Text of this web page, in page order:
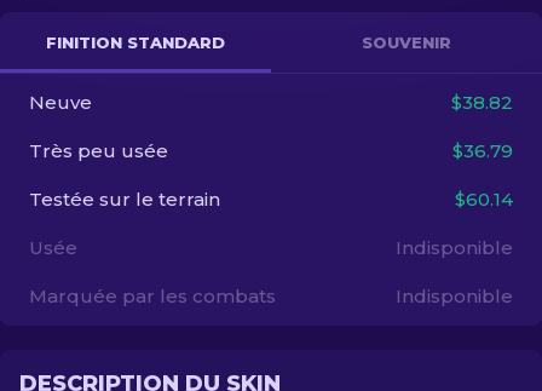
Autre
FR
FINITION STANDARD SOUVENIR
Neuve $38.82
Très peu usée $36.79
Testée sur le terrain $60.14
Usée Indisponible
Marquée par les combats Indisponible
DESCRIPTION DU SKIN